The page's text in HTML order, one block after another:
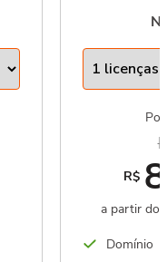
R$
a partir do
Domínio